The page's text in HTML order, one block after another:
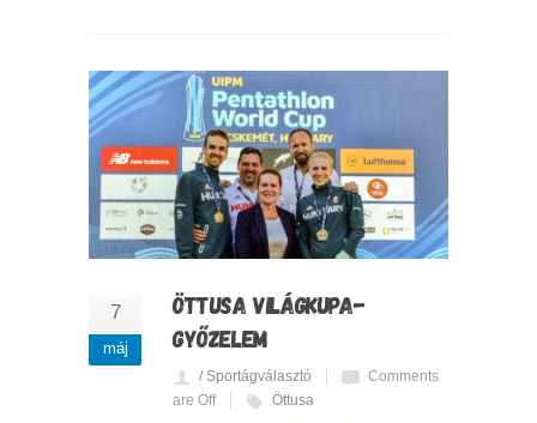
7
máj
ÖTTUSA VILÁGKUPA-
GYŐZELEM
/ Sportágválasztó
Comments
are Off
Öttusa